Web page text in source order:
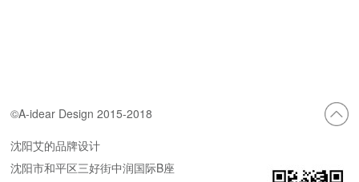
©A-idear Design 2015-2018
沈阳艾的品牌设计
沈阳市和平区三好街中润国际B座